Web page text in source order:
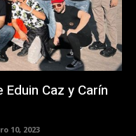
Caz y Carín
10, 2023